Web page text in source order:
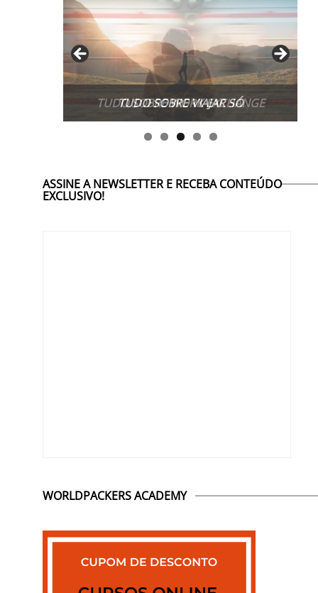
TUDO SOBRE WORK EXCHANGE
ASSINE A NEWSLETTER E RECEBA CONTEÚDO
EXCLUSIVO!
WORLDPACKERS ACADEMY